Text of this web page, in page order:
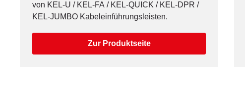
von KEL-U / KEL-FA / KEL-QUICK / KEL-DPR /
KEL-JUMBO Kabeleinführungsleisten.
Zur Produktseite